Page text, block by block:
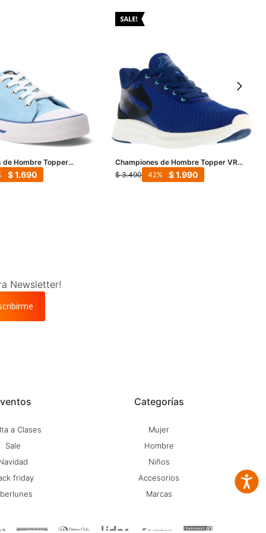
de Hombre Topper
$1.690
Championes de Hombre Topper VR
Speed - Azul - Negro
$ 3.490 $1.990
42
a Clases
Sale
friday
Categorías
Mujer
Hombre
Niños
Accesorios
Marcas
Newsletter!